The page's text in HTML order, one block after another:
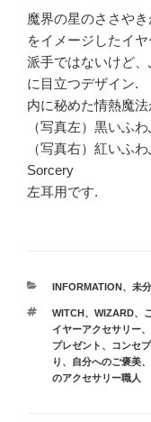
魔界の星のささや
をイメージしたイ
派手ではないけど
に目立つデザイン.
内に秘めた情熱魔
（写真左）黒いふ
（写真右）紅いふ
Sorcery
左耳用です.
カ
ゴ
リ
ー
INFORMATION、 未
タ
グ
WITCH、 WIZARD、
イヤーアクセサリー、
プレゼント 、 コンセ
り 、 自分へのご褒美、
のアクセサリー職人